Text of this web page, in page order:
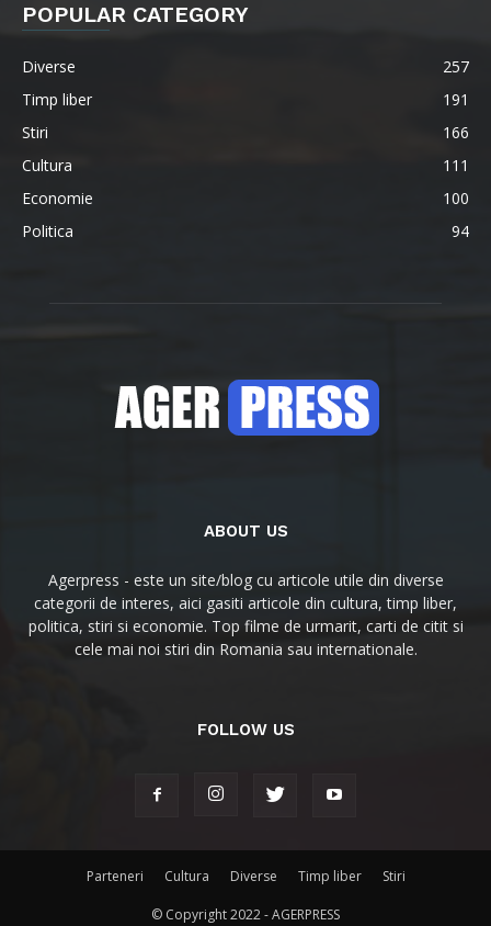
POPULAR CATEGORY
Diverse
257
Timp liber
191
Stiri
166
Cultura
111
Economie
100
Politica
94
ABOUT US
Agerpress - este un site/blog cu articole utile din diverse
categorii de interes, aici gasiti articole din cultura, timp liber,
politica, stiri si economie. Top filme de urmarit, carti de citit si
cele mai noi stiri din Romania sau internationale.
FOLLOW US
Parteneri Cultura Diverse Timp liber Stiri
© Copyright 2022 - AGERPRESS